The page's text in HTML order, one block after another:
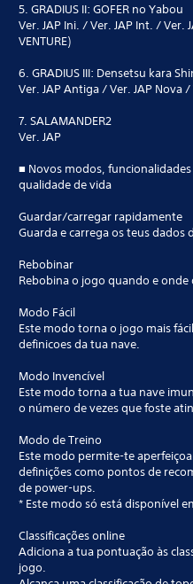
5. GRADIUS II: GOFER no Yabou
Ver. JAP Ini. / Ver. JAP Int. / Ver.
VENTURE)
6. GRADIUS III: Densetsu kara
Ver. JAP Antiga / Ver. JAP Nova
7. SALAMANDER2
Ver. JAP
■ Novos modos,
qualidade de vida
Guardar/carregar rapidamente
Guarda e carrega os teus
Rebobinar
Rebobina o jogo quando e onde
Modo Fácil
Este modo torna o jogo mais
definicoes da tua nave.
Modo Invencível
Este modo torna a tua nave
o número de vezes que foste
Modo de Treino
Este modo permite-te
definições como pontos de
de power-ups.
* Este modo só está disponível
Classificações online
Adiciona a tua pontuação às
jogo.